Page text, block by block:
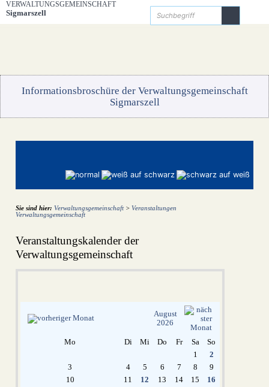
Zum Inhalt,zur Navigationoderzur Startseite
VERWALTUNGSGEMEINSCHAFT
Sigmarszell
Gemeinde Hergensweiler Gemeinde Sigmarszell Gemeinde Weißensberg
Startseite Bürgerservice Die Verwaltungsgemeinschaft
Unsere Gemeinden
Informationsbroschüre der Verwaltungsgemeinschaft
Sigmarszell
Sie sind hier: Verwaltungsgemeinschaft> Veranstaltungen
Verwaltungsgemeinschaft
Veranstaltungskalender der
Verwaltungsgemeinschaft
August
2026
Mo Di Mi Do Fr Sa
So
1
2
3
4 5 6 7 8
9
10
11 12 13 14 15
16